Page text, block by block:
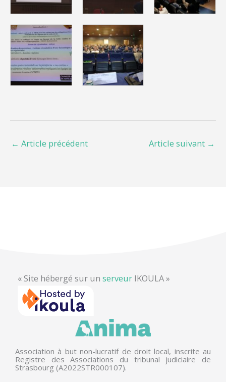
← Article précédent Article suivant →
« Site hébergé sur un serveur IKOULA »
Association à but non-lucratif de droit local, inscrite au
Registre des Associations du tribunal judiciaire de
Strasbourg (A2022STR000107).